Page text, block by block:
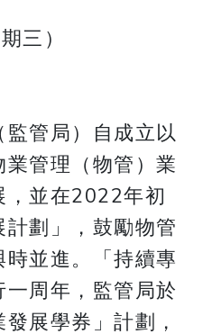
三）
管局）自成立以
管理（物管）業
，並在2022年初
劃」，鼓勵物管
並進。「持續專
周年，監管局於
展學券」計劃，